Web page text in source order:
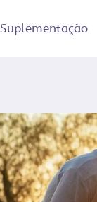
Suplementação